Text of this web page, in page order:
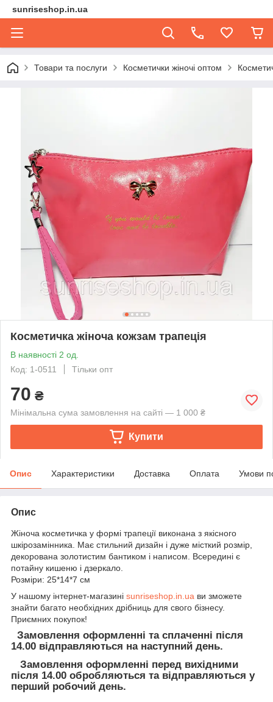
sunriseshop.in.ua
Товари та послуги Косметички жіночі оптом
Косметичка жіноча кожзам трапеція
В наявності 2 од.
Код: 1-0511
Тільки опт
70 ₴
Мінімальна сума замовлення на сайті — 1 000 ₴
Купити
Опис Характеристики Доставка Оплата Умови
Опис
Жіноча косметичка у формі трапеції виконана з якісного
шкірозамінника. Має стильний дизайн і дуже місткий розмір,
декорована золотистим бантиком і написом. Всередині є
потайну кишеню і дзеркало.
Розміри: 25*14*7 см
У нашому інтернет-магазині sunriseshop.in.ua ви зможете
знайти багато необхідних дрібниць для свого бізнесу.
Приємних покупок!
Замовлення оформленні та сплаченні після
14.00 відправляються на наступний день.
Замовлення оформленні перед вихідними
після 14.00 обробляються та відправляються у
перший робочий день.